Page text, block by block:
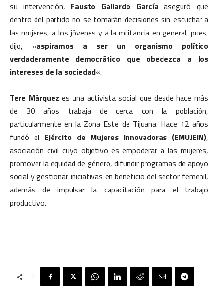
su intervención, Fausto Gallardo García aseguró que
dentro del partido no se tomarán decisiones sin escuchar a
las mujeres, a los jóvenes y a la militancia en general, pues,
dijo, «aspiramos a ser un organismo político
verdaderamente democrático que obedezca a los
intereses de la sociedad«.
Tere Márquez es una activista social que desde hace más
de 30 años trabaja de cerca con la población,
particularmente en la Zona Este de Tijuana. Hace 12 años
fundó el Ejército de Mujeres Innovadoras (EMUJEIN),
asociación civil cuyo objetivo es empoderar a las mujeres,
promover la equidad de género, difundir programas de apoyo
social y gestionar iniciativas en beneficio del sector femenil,
además de impulsar la capacitación para el trabajo
productivo.